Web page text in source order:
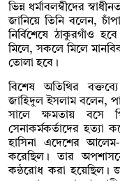
ভিন্ন ধর্মাবলম্বীদের
জানিয়ে তিনি বলেন,
নির্বিশেষে ঠাকুরগাঁও
মিলে, সকলে মিলে
তোলা হবে।
বিশেষ অতিথির বক্তব্যে
জাহিদুল ইসলাম বলেন,
সালে ক্ষমতায় বসে
সেনাকর্মকর্তাদের
হাসিনা এদেশের
করেছিল। তার
কন্ঠরোধ করা হয়েছিল।